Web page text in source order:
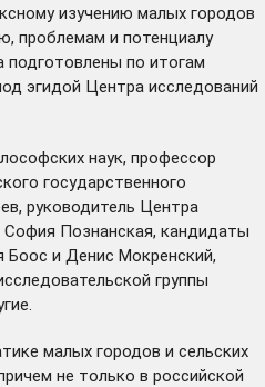
изучению малых городов
проблемам и потенциалу
подготовлены по итогам
эгидой Центра исследований
наук, профессор
государственного
руководитель Центра
Познанская, кандидаты
Боос и Денис Мокренский,
группы
малых городов и сельских
не только в российской